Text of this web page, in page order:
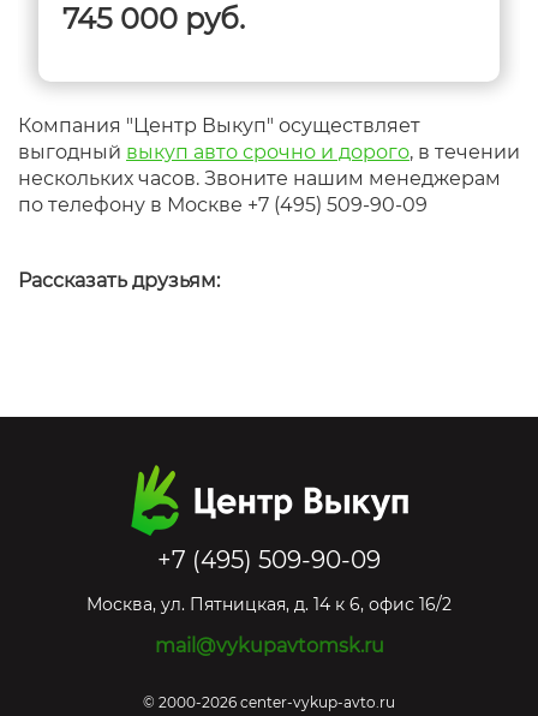
745 000 руб.
Компания "Центр Выкуп" осуществляет
выгодный выкуп авто срочно и дорого, в течении
нескольких часов. Звоните нашим менеджерам
по телефону в Москве +7 (495) 509-90-09
Рассказать друзьям:
+7 (495) 509-90-09
Москва, ул. Пятницкая, д. 14 к 6, офис 16/2
mail@vykupavtomsk.ru
© 2000-2026 center-vykup-avto.ru